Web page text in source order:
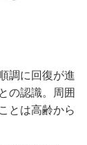
調に回復が進
の認識。周囲
とは高齢から